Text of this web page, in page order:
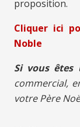
proposition.
Cliquer ici
Noble
Si vous êtes
commercial,
votre Père